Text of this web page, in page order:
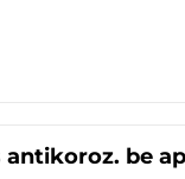
antikoroz. be